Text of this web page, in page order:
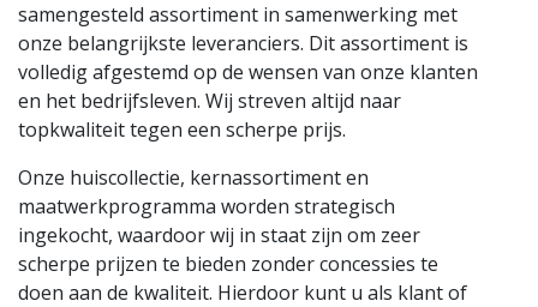
samengesteld assortiment in samenwerking met
onze belangrijkste leveranciers. Dit assortiment is
volledig afgestemd op de wensen van onze klanten
en het bedrijfsleven. Wij streven altijd naar
topkwaliteit tegen een scherpe prijs.
Onze huiscollectie, kernassortiment en
maatwerkprogramma worden strategisch
ingekocht, waardoor wij in staat zijn om zeer
scherpe prijzen te bieden zonder concessies te
doen aan de kwaliteit. Hierdoor kunt u als klant of